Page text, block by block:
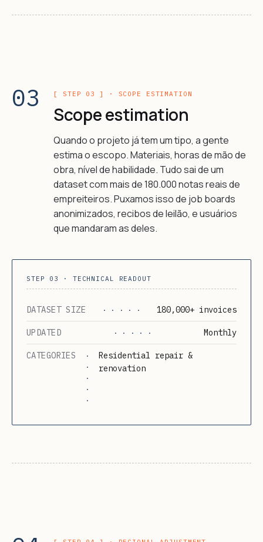
03 [ STEP 03 ] · SCOPE ESTIMATION
Scope estimation
Quando o projeto já tem um tipo, a gente
estima o escopo. Materiais, horas de mão de
obra, nível de habilidade. Tudo sai de um
dataset com mais de 180.000 notas reais de
empreiteiros. Puxamos isso de job boards
anonimizados, recibos de leilão, e usuários
que mandaram as deles.
STEP 03 · TECHNICAL READOUT
DATASET SIZE · · · · · 180,000+ invoices
UPDATED · · · · · Monthly
CATEGORIES
·
·
·
·
·
Residential repair &
renovation